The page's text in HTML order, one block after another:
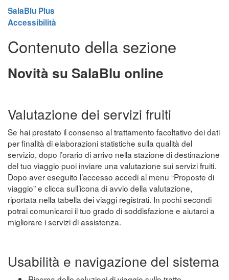
SalaBlu Plus
Accessibilità
Contenuto della sezione
Novità su SalaBlu online
Valutazione dei servizi fruiti
Se hai prestato il consenso al trattamento facoltativo dei dati
per finalità di elaborazioni statistiche sulla qualità del
servizio, dopo l’orario di arrivo nella stazione di destinazione
del tuo viaggio puoi inviare una valutazione sui servizi fruiti.
Dopo aver eseguito l’accesso accedi al menu “Proposte di
viaggio” e clicca sull’icona di avvio della valutazione,
riportata nella tabella dei viaggi registrati. In pochi secondi
potrai comunicarci il tuo grado di soddisfazione e aiutarci a
migliorare i servizi di assistenza.
Usabilità e navigazione del sistema